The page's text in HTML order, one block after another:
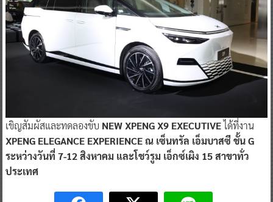
เขิญสัมผัสและทดลองขับ NEW XPENG X9 EXECUTIVEได้ที่งาน
XPENG ELEGANCE EXPERIENCE ณ เซ็นทรัล เอ็มบาสซี ชั้น G
ระหว่างวันที่ 7-12 สิงหาคม และโชว์รูม เอ็กซ์เผิง 15 สาขาทั่ว
ประเทศ